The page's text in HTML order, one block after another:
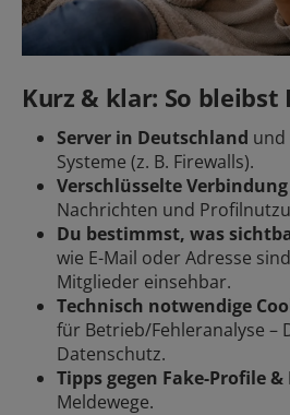
Kurz & klar: So bleibst
Server in Deutschland und
Systeme (z. B. Firewalls).
Verschlüsselte Verbindung
Nachrichten und
Du bestimmst, was
wie E-Mail oder Adresse
Mitglieder einsehbar.
Technisch notwendige
für Betrieb/Fehleranalyse –
Datenschutz.
Tipps gegen Fake-Profile
Meldewege.